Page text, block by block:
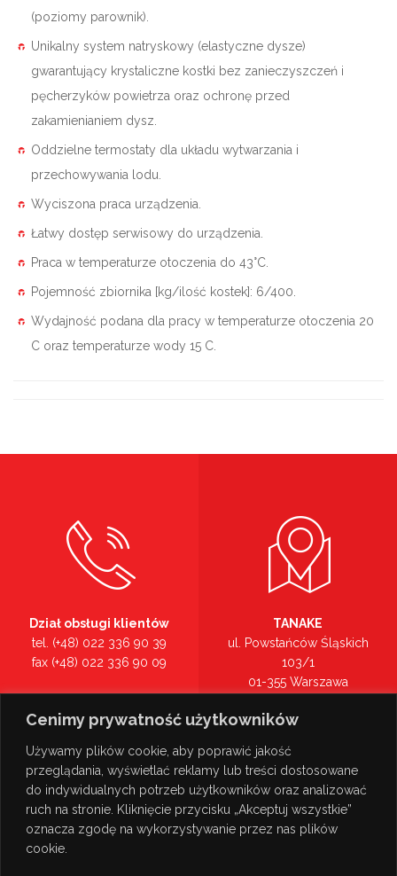
Cenimy prywatność użytkowników
Używamy plików cookie, aby poprawić jakość
przeglądania, wyświetlać reklamy lub treści dostosowane
do indywidualnych potrzeb użytkowników oraz analizować
ruch na stronie. Kliknięcie przycisku „Akceptuj wszystkie”
oznacza zgodę na wykorzystywanie przez nas plików
cookie.
(poziomy parownik).
Unikalny system natryskowy (elastyczne dysze)
gwarantujący krystaliczne kostki bez zanieczyszczeń i
pęcherzyków powietrza oraz ochronę przed
zakamienianiem dysz.
Oddzielne termostaty dla układu wytwarzania i
przechowywania lodu.
Wyciszona praca urządzenia.
Łatwy dostęp serwisowy do urządzenia.
Praca w temperaturze otoczenia do 43°C.
Pojemność zbiornika [kg/ilość kostek]: 6/400.
Wydajność podana dla pracy w temperaturze otoczenia 20
C oraz temperaturze wody 15 C.
Dział obsługi klientów
tel. (+48) 022 336 90 39
fax (+48) 022 336 90 09
tel. (+48) 022 336 90 00
TANAKE
ul. Powstańców Śląskich
103/1
01-355 Warszawa
Zobacz na mapie >